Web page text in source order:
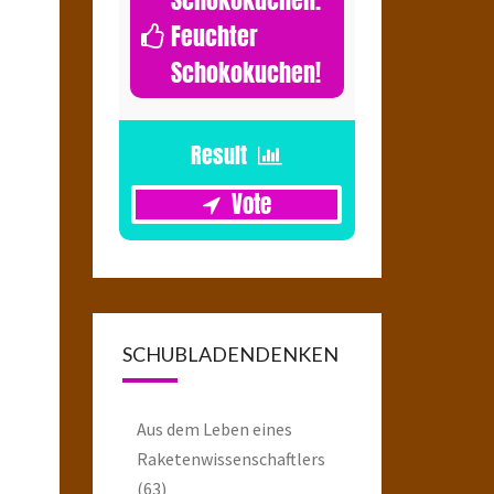
Feuchter
Schokokuchen!
SCHUBLADENDENKEN
Aus dem Leben eines
Raketenwissenschaftlers
(63)